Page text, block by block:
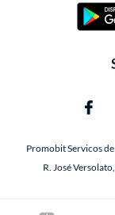
Promobit Servicos
R. José